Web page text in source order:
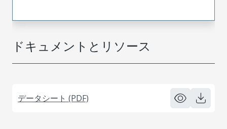
ドキュメントとリソース
データシート (PDF)